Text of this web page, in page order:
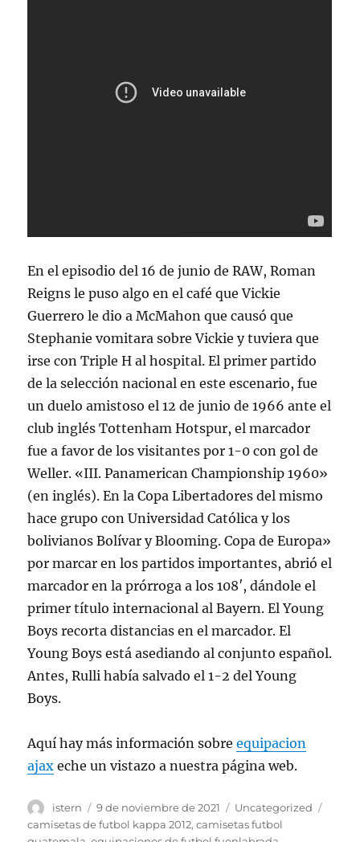
En el episodio del 16 de junio de RAW, Roman
Reigns le puso algo en el café que Vickie
Guerrero le dio a McMahon que causó que
Stephanie vomitara sobre Vickie y tuviera que
irse con Triple H al hospital. El primer partido
de la selección nacional en este escenario, fue
un duelo amistoso el 12 de junio de 1966 ante el
club inglés Tottenham Hotspur, el marcador
fue a favor de los visitantes por 1-0 con gol de
Weller. «III. Panamerican Championship 1960»
(en inglés). En la Copa Libertadores del mismo
hace grupo con Universidad Católica y los
bolivianos Bolívar y Blooming. Copa de Europa»
por marcar en los partidos importantes, abrió el
marcador en la prórroga a los 108′, dándole el
primer título internacional al Bayern. El Young
Boys recorta distancias en el marcador. El
Young Boys está asediando al conjunto español.
Antes, Rulli había salvado el 1-2 del Young
Boys.
Aquí hay más información sobreequipacion
ajax eche un vistazo a nuestra página web.
Autor
istern
Publicado
el
9 de noviembre de 2021 Categorías
Uncategorized
camisetas de futbol kappa 2012,camisetas futbol